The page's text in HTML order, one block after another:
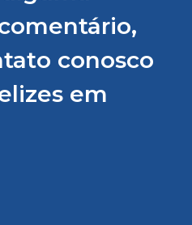
conosco
em